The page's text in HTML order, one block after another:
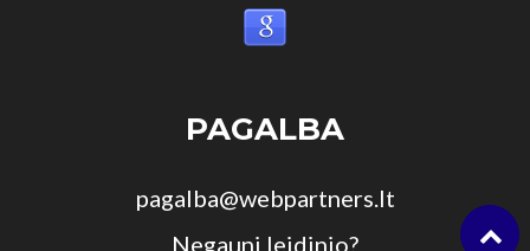
PAGALBA
pagalba@webpartners.lt
Negauni leidinio?